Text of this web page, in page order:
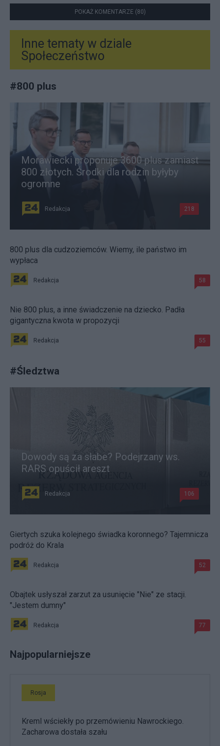
POKAŻ KOMENTARZE (80)
Inne tematy w dziale
Społeczeństwo
#800 plus
Morawiecki proponuje 3600 plus zamiast
800 złotych. Środki dla rodzin byłyby
ogromne
Redakcja 218
800 plus dla cudzoziemców. Wiemy, ile państwo im
wypłaca
Redakcja 58
Nie 800 plus, a inne świadczenie na dziecko. Padła
gigantyczna kwota w propozycji
Redakcja 55
#Śledztwa
Dowody są za słabe? Podejrzany ws.
RARS opuścił areszt
Redakcja 106
Giertych szuka kolejnego świadka koronnego? Tajemnicza
podróż do Krala
Redakcja 52
Obajtek usłyszał zarzut za usunięcie "Nie" ze stacji.
"Jestem dumny"
Redakcja 77
Najpopularniejsze
Rosja
Kreml wściekły po przemówieniu Nawrockiego.
Zacharowa dostała szału